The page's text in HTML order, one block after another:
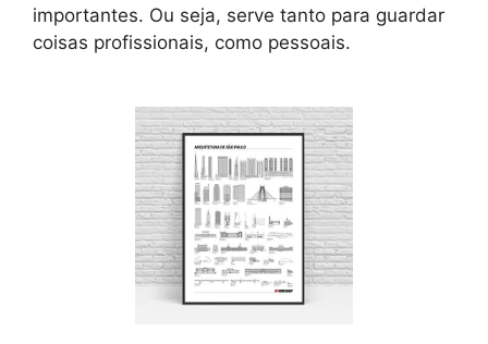
importantes. Ou seja, serve tanto para guardar
coisas profissionais, como pessoais.